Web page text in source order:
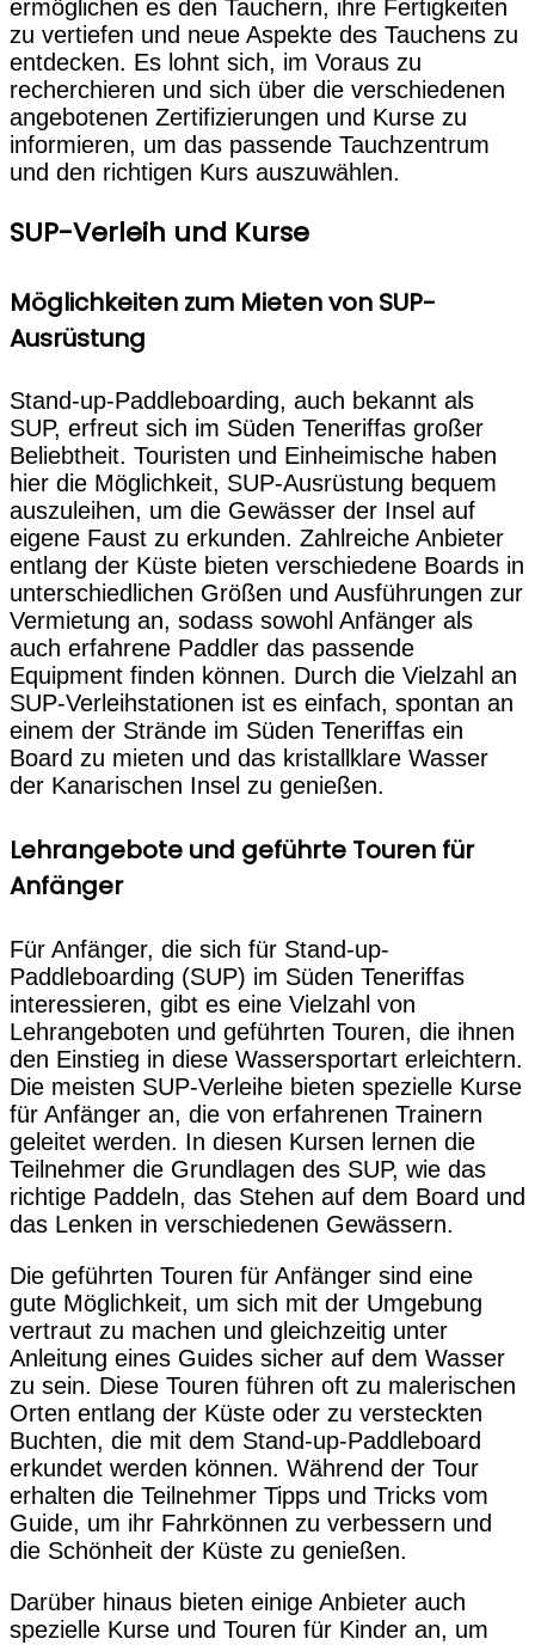
ermöglichen es den Tauchern, ihre Fertigkeiten
zu vertiefen und neue Aspekte des Tauchens zu
entdecken. Es lohnt sich, im Voraus zu
recherchieren und sich über die verschiedenen
angebotenen Zertifizierungen und Kurse zu
informieren, um das passende Tauchzentrum
und den richtigen Kurs auszuwählen.
SUP-Verleih und Kurse
Möglichkeiten zum Mieten von SUP-
Ausrüstung
Stand-up-Paddleboarding, auch bekannt als
SUP, erfreut sich im Süden Teneriffas großer
Beliebtheit. Touristen und Einheimische haben
hier die Möglichkeit, SUP-Ausrüstung bequem
auszuleihen, um die Gewässer der Insel auf
eigene Faust zu erkunden. Zahlreiche Anbieter
entlang der Küste bieten verschiedene Boards in
unterschiedlichen Größen und Ausführungen zur
Vermietung an, sodass sowohl Anfänger als
auch erfahrene Paddler das passende
Equipment finden können. Durch die Vielzahl an
SUP-Verleihstationen ist es einfach, spontan an
einem der Strände im Süden Teneriffas ein
Board zu mieten und das kristallklare Wasser
der Kanarischen Insel zu genießen.
Lehrangebote und geführte Touren für
Anfänger
Für Anfänger, die sich für Stand-up-
Paddleboarding (SUP) im Süden Teneriffas
interessieren, gibt es eine Vielzahl von
Lehrangeboten und geführten Touren, die ihnen
den Einstieg in diese Wassersportart erleichtern.
Die meisten SUP-Verleihe bieten spezielle Kurse
für Anfänger an, die von erfahrenen Trainern
geleitet werden. In diesen Kursen lernen die
Teilnehmer die Grundlagen des SUP, wie das
richtige Paddeln, das Stehen auf dem Board und
das Lenken in verschiedenen Gewässern.
Die geführten Touren für Anfänger sind eine
gute Möglichkeit, um sich mit der Umgebung
vertraut zu machen und gleichzeitig unter
Anleitung eines Guides sicher auf dem Wasser
zu sein. Diese Touren führen oft zu malerischen
Orten entlang der Küste oder zu versteckten
Buchten, die mit dem Stand-up-Paddleboard
erkundet werden können. Während der Tour
erhalten die Teilnehmer Tipps und Tricks vom
Guide, um ihr Fahrkönnen zu verbessern und
die Schönheit der Küste zu genießen.
Darüber hinaus bieten einige Anbieter auch
spezielle Kurse und Touren für Kinder an, um